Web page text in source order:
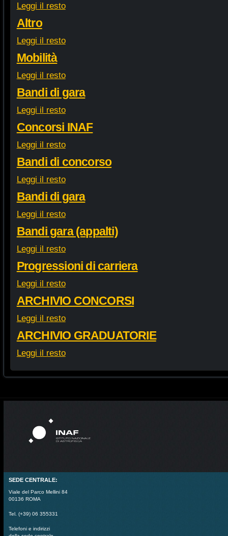
Leggi il resto
Altro
Leggi il resto
Mobilità
Leggi il resto
Bandi di gara
Leggi il resto
Concorsi INAF
Leggi il resto
Bandi di concorso
Leggi il resto
Bandi di gara
Leggi il resto
Bandi gara (appalti)
Leggi il resto
Progressioni di carriera
Leggi il resto
ARCHIVIO CONCORSI
Leggi il resto
ARCHIVIO GRADUATORIE
Leggi il resto
SEDE CENTRALE:
Viale del Parco Mellini 84
00136 ROMA
Tel. (+39) 06 355331
Telefoni e indirizzi